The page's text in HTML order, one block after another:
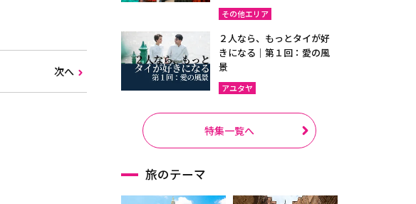
次へ
その他エリア
２人なら、もっとタイが好
きになる｜第１回：愛の風
景
アユタヤ
特集一覧へ
旅のテーマ